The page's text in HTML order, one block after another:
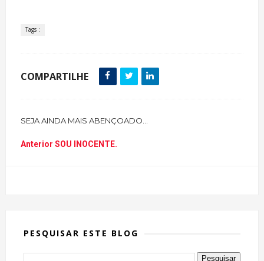
Tags :
COMPARTILHE
SEJA AINDA MAIS ABENÇOADO...
Anterior SOU INOCENTE.
PESQUISAR ESTE BLOG